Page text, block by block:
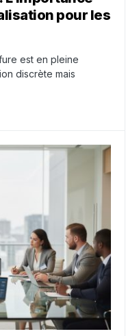
pour les
est en pleine
discrète mais